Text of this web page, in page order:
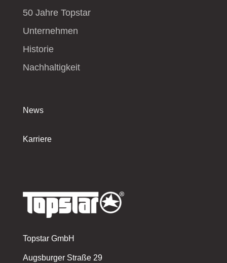
50 Jahre Topstar
Unternehmen
Historie
Nachhaltigkeit
News
Karriere
Topstar GmbH
Augsburger Straße 29